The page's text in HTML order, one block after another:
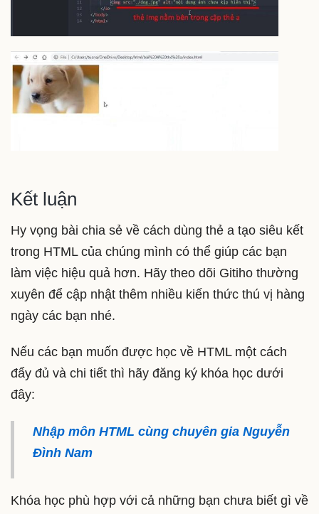
Kết luận
Hy vọng bài chia sẻ về cách dùng thẻ a tạo siêu kết
trong HTML của chúng mình có thể giúp các bạn
làm việc hiệu quả hơn. Hãy theo dõi Gitiho thường
xuyên để cập nhật thêm nhiều kiến thức thú vị hàng
ngày các bạn nhé.
Nếu các bạn muốn được học về HTML một cách
đẩy đủ và chi tiết thì hãy đăng ký khóa học dưới
đây:
Nhập môn HTML cùng chuyên gia Nguyễn
Đình Nam
Khóa học phù hợp với cả những bạn chưa biết gì về